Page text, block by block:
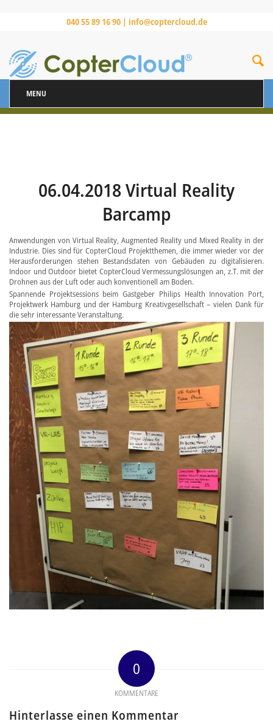
040 55 89 16 90 | info@coptercloud.de
MENU
06.04.2018 Virtual Reality
Barcamp
Anwendungen von Virtual Reality, Augmented Reality und Mixed Reality in der
Industrie. Dies sind für CopterCloud Projektthemen, die immer wieder vor der
Herausforderungen stehen Bestandsdaten von Gebäuden zu digitalisieren.
Indoor und Outdoor bietet CopterCloud Vermessungslösungen an, z.T. mit der
Drohnen aus der Luft oder auch konventionell am Boden.
Spannende Projektsessions beim Gastgeber Philips Health Innovation Port,
Projektwerk Hamburg und der Hamburg Kreativgesellschaft – vielen Dank für
die sehr interessante Veranstaltung.
0
KOMMENTARE
Hinterlasse einen Kommentar